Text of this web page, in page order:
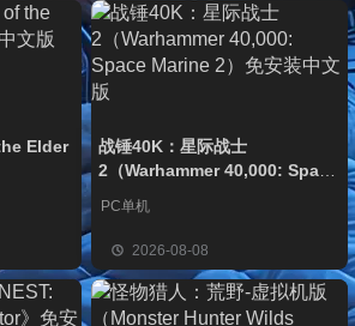
Elder
战锤40K：星际战士
2（Warhammer 40,000: Space
PC单机
2026-08-08